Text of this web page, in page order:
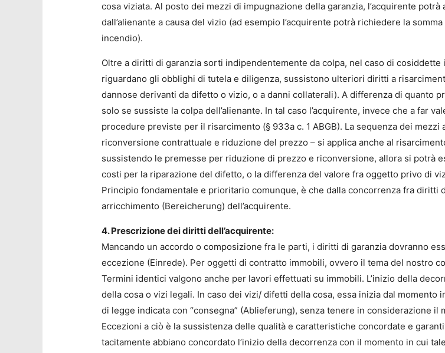
cosa viziata. Al posto dei mezzi di impugnazione della garanzia, l’acquirente
dall’alienante a causa del vizio (ad esempio l’acquirente potrà richiedere la
incendio).
Oltre a diritti di garanzia sorti indipendentemente da colpa, nel caso di
riguardano gli obblighi di tutela e diligenza, sussistono ulteriori diritti a
dannose derivanti da difetto o vizio, o a danni collaterali). A differenza di quanto
solo se sussiste la colpa dell’alienante. In tal caso l’acquirente, invece che a far
procedure previste per il risarcimento (§ 933a c. 1 ABGB). La sequenza dei
riconversione contrattuale e riduzione del prezzo – si applica anche al
sussistendo le premesse per riduzione di prezzo e riconversione, allora si potrà
costi per la riparazione del difetto, o la differenza del valore fra oggetto privo di
Principio fondamentale e prioritario comunque, è che dalla concorrenza fra
arricchimento (Bereicherung) dell’acquirente.
4. Prescrizione dei diritti dell’acquirente:
Mancando un accordo o composizione fra le parti, i diritti di garanzia dovranno
eccezione (Einrede). Per oggetti di contratto immobili, ovvero il tema del nostro
Termini identici valgono anche per lavori effettuati su immobili. L’inizio della
della cosa o vizi legali. In caso dei vizi/ difetti della cosa, essa inizia dal momento
di legge indicata con “consegna” (Ablieferung), senza tenere in considerazione
Eccezioni a ciò è la sussistenza delle qualità e caratteristiche concordate e
tacitamente abbiano concordato l’inizio della decorrenza con il momento in cui